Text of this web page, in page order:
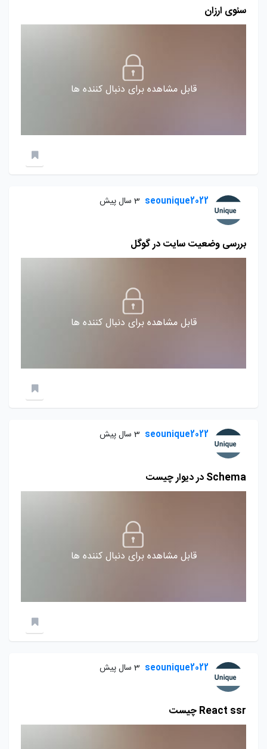
سئوی ارزان
قابل مشاهده برای دنبال کننده ها
seounique2022 3 سال پیش
بررسی وضعیت سایت در گوگل
قابل مشاهده برای دنبال کننده ها
seounique2022 3 سال پیش
Schema در دیوار چیست
قابل مشاهده برای دنبال کننده ها
seounique2022 3 سال پیش
React ssr چیست